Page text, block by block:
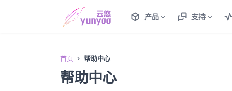
产品 支持
首页 帮助中心
帮助中心